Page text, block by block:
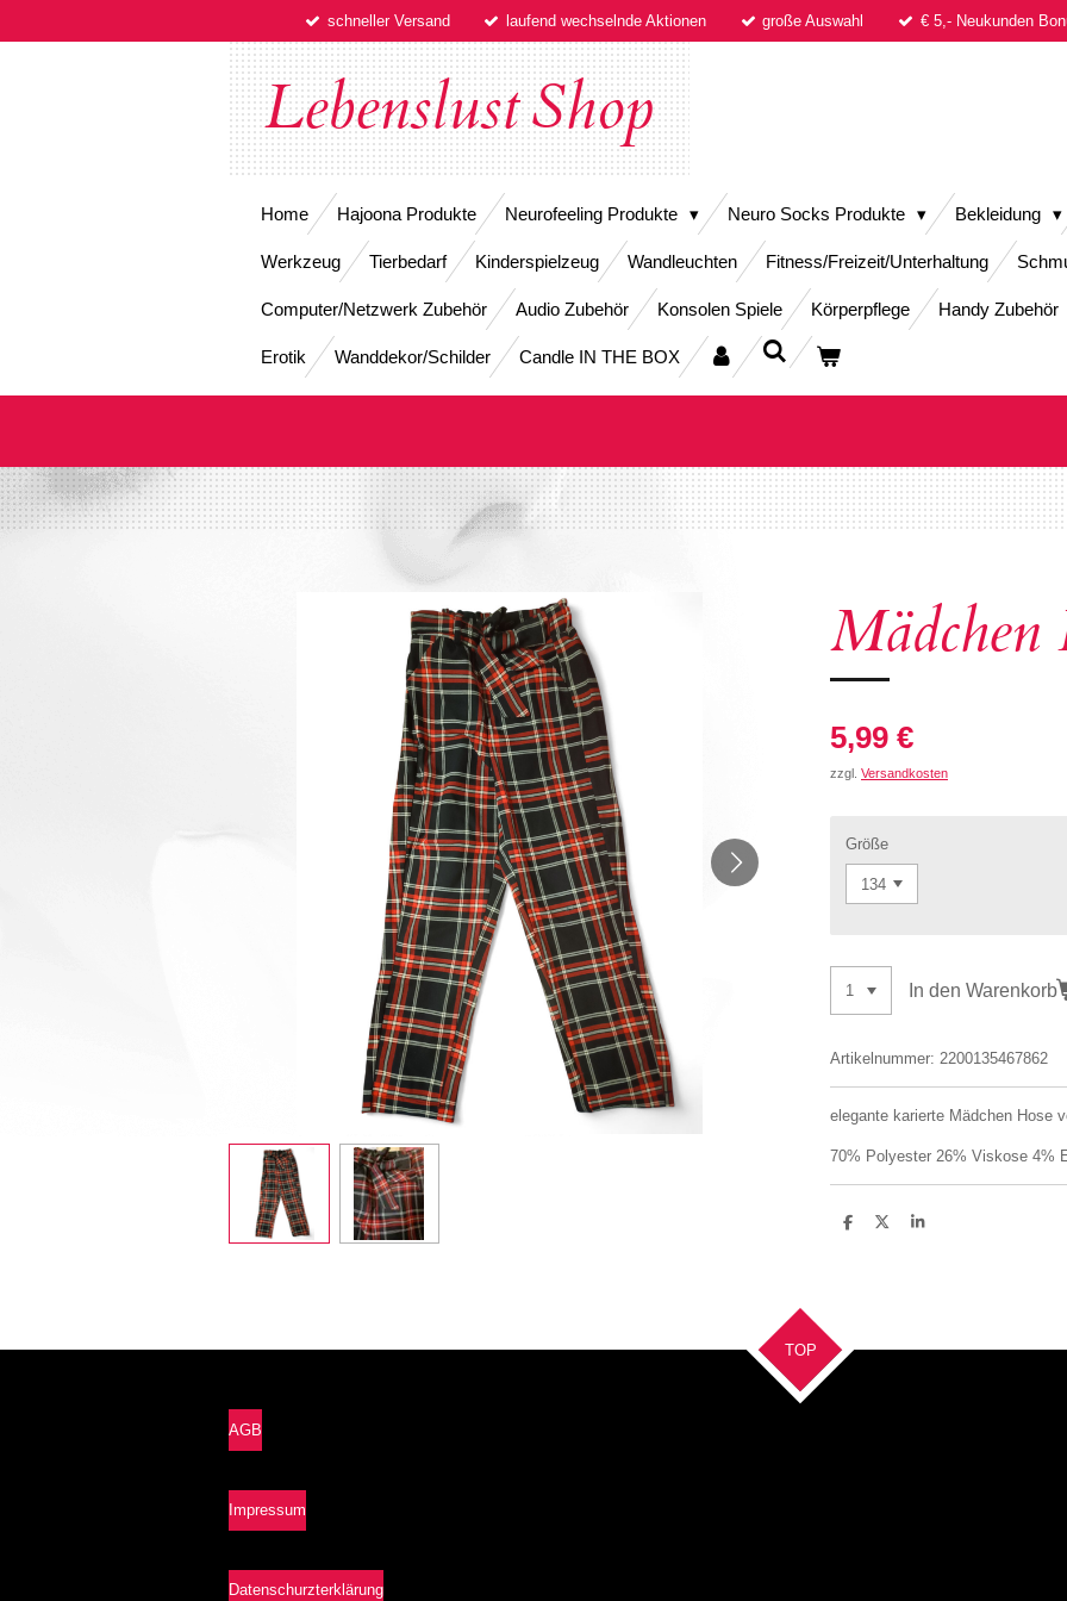
schneller Versand laufend wechselnde Aktionen große Auswahl € 5,- Neukunden
LebenslustShop
Home Hajoona Produkte Neurofeeling Produkte Neuro Socks Produkte Bekleidung
Werkzeug Tierbedarf Kinderspielzeug Wandleuchten Fitness/Freizeit/Unterhaltung
Computer/Netzwerk Zubehör Audio Zubehör Konsolen Spiele Körperpflege Handy Zubehör
Erotik Wanddekor/Schilder Candle IN THE BOX
Mädchen
5,99 €
zzgl. Versandkosten
Größe
In den Warenkorb
Artikelnummer: 2200135467862
elegante karierte Mädchen Hose
70% Polyester 26% Viskose 4%
T
T
T
TOP
AGB
Impressum
Datenschurzterklärung